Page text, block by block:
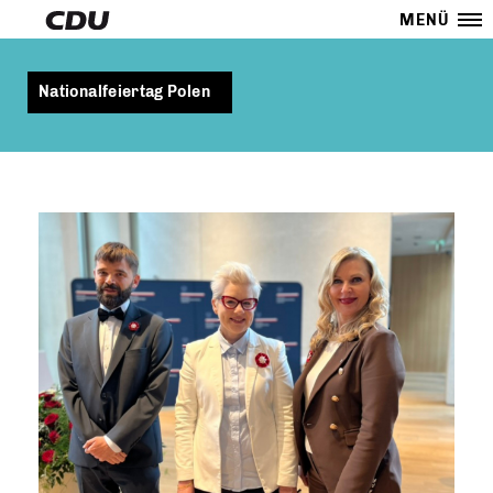
MENÜ
Nationalfeiertag Polen